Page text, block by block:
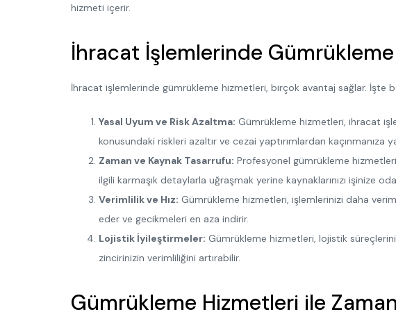
hizmeti içerir.
İhracat İşlemlerinde
İhracat işlemlerinde gümrükleme hizmetleri, birçok avantaj sağlar. İşte
Yasal Uyum ve Risk Azaltma: Gümrükleme hizmetleri, ihracat
konusundaki riskleri azaltır ve cezai yaptırımlardan kaçınmanıza
Zaman ve Kaynak Tasarrufu: Profesyonel gümrükleme
ilgili karmaşık detaylarla uğraşmak yerine kaynaklarınızı işinize
Verimlilik ve Hız: Gümrükleme hizmetleri, işlemlerinizi daha
eder ve gecikmeleri en aza indirir.
Lojistik İyileştirmeler: Gümrükleme hizmetleri, lojistik
zincirinizin verimliliğini artırabilir.
Gümrükleme Hizmetleri ile